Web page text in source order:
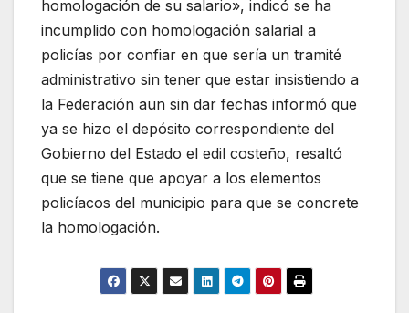
homologación de su salario», indicó se ha
incumplido con homologación salarial a
policías por confiar en que sería un tramité
administrativo sin tener que estar insistiendo a
la Federación aun sin dar fechas informó que
ya se hizo el depósito correspondiente del
Gobierno del Estado el edil costeño, resaltó
que se tiene que apoyar a los elementos
policíacos del municipio para que se concrete
la homologación.